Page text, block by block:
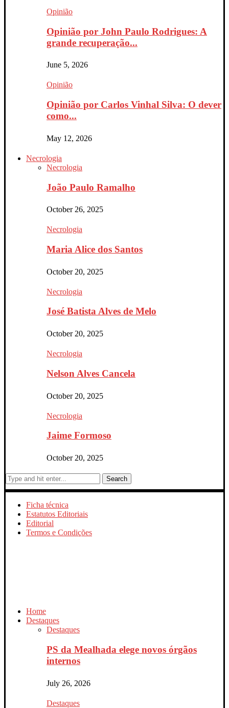
Opinião
Opinião por John Paulo Rodrigues: A
grande recuperação...
June 5, 2026
Opinião
Opinião por Carlos Vinhal Silva: O dever
como...
May 12, 2026
Necrologia
Necrologia
João Paulo Ramalho
October 26, 2025
Necrologia
Maria Alice dos Santos
October 20, 2025
Necrologia
José Batista Alves de Melo
October 20, 2025
Necrologia
Nelson Alves Cancela
October 20, 2025
Necrologia
Jaime Formoso
October 20, 2025
Search
Ficha técnica
Estatutos Editoriais
Editorial
Termos e Condições
Home
Destaques
Destaques
PS da Mealhada elege novos órgãos
internos
July 26, 2026
Destaques